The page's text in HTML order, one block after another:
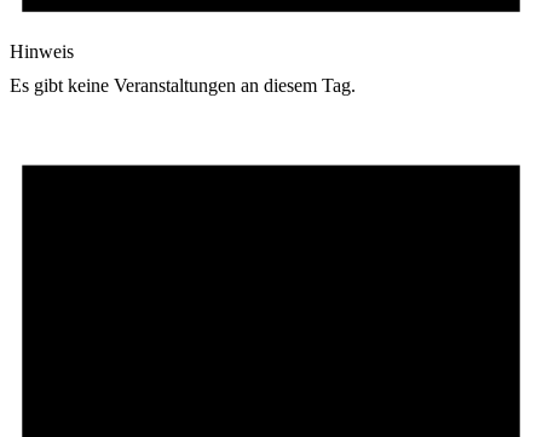
Hinweis
Es gibt keine Veranstaltungen an diesem Tag.